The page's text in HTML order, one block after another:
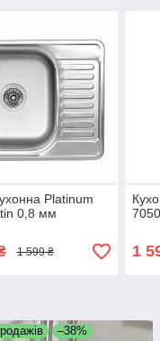
Platinum
0,8 мм
1 599 ₴ 1
–38%